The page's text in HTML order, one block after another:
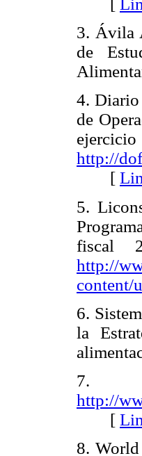
3. Ávila
de
4. Diario
de
http://
[
5.
fiscal
http://
content/
6.
la
http://
[
8.